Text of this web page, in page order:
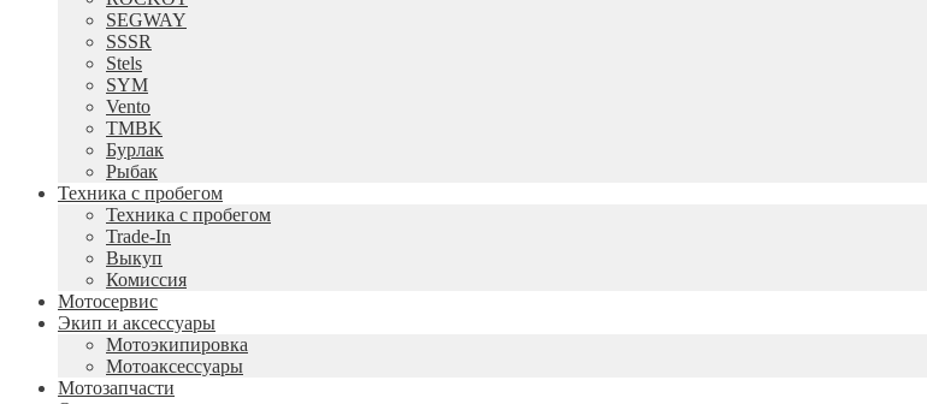
SEGWAY
SSSR
Stels
SYM
Vento
TMBK
Бурлак
Рыбак
Техника с пробегом
Техника с пробегом
Trade-In
Выкуп
Комиссия
Мотосервис
Экип и аксессуары
Мотоэкипировка
Мотоаксессуары
Мотозапчасти